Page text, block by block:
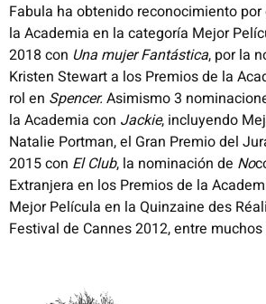
Fabula ha obtenido reconocimiento
la Academia en la categoría Mejor
2018 con Una mujer Fantástica, por la
Kristen Stewart a los Premios de la
rol en Spencer.Asimismo 3
la Academia con Jackie, incluyendo
Natalie Portman, el Gran Premio del
2015 con El Club, la nominación de No
Extranjera en los Premios de la
Mejor Película en la Quinzaine des
Festival de Cannes 2012, entre